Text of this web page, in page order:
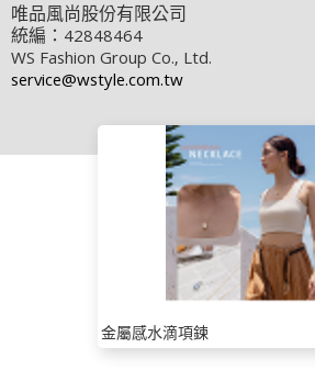
唯品風尚股份有限公司
統編：42848464
WS Fashion Group Co., Ltd.
service@wstyle.com.tw
金屬感水滴項鍊